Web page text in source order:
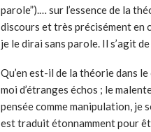
parole”).… sur l’essence de la
discours et très précisément en
je le dirai sans parole. Il s’agit
Qu’en est-il de la théorie dans
moi d’étranges échos ; le
pensée comme manipulation, je
est traduit étonnamment pour